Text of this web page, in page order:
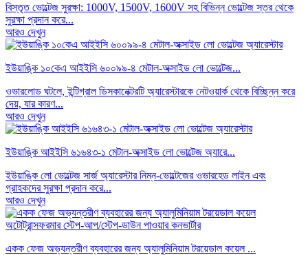
বিস্তৃত ভোল্টেজ সুরক্ষা: 1000V, 1500V, 1600V সহ বিভিন্ন ভোল্টেজ স্তর থেকে
সুরক্ষা প্রদান করে...
আরও দেখুন
ইউয়াঙ্কি ১০কেএ আইইসি ৬০০৯৯-৪ মেটাল-অক্সাইড লো ভোল্টেজ...
ওভারলোড ঘটলে, ইন্টিগ্রাল ডিসকানেক্টরটি অ্যারেস্টারকে নেটওয়ার্ক থেকে বিচ্ছিন্ন করে
দেয়, যার কারণ...
আরও দেখুন
ইউয়াঙ্কি আইইসি ৬১৬৪৩-১ মেটাল-অক্সাইড লো ভোল্টেজ অ্যারে...
ইউয়াঙ্কি লো ভোল্টেজ সার্জ অ্যারেস্টার নিম্ন-ভোল্টেজের ওভারহেড লাইন এবং
গ্রাহকদের সুরক্ষা প্রদান করে...
আরও দেখুন
একক ফেজ অভ্যন্তরীণ ব্যবহারের জন্য অ্যালুমিনিয়াম টরয়েডাল কয়েল ...